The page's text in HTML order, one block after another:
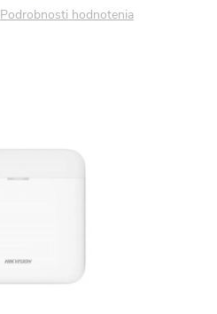
Podrobnosti hodnotenia